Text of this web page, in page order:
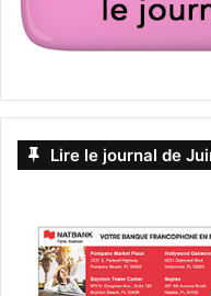
Lire le journal de